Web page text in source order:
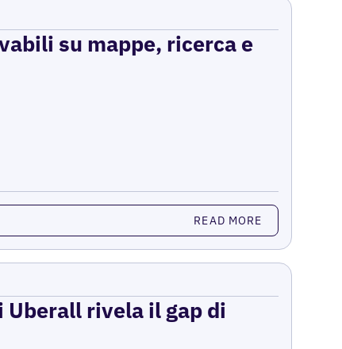
su mappe, ricerca e
READ MORE
rivela il gap di